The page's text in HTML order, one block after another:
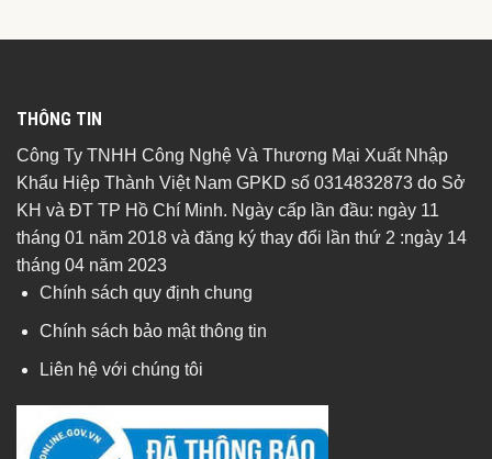
THÔNG TIN
Công Ty TNHH Công Nghệ Và Thương Mại Xuất Nhập
Khẩu Hiệp Thành Việt Nam GPKD số 0314832873 do Sở
KH và ĐT TP Hồ Chí Minh. Ngày cấp lần đầu: ngày 11
tháng 01 năm 2018 và đăng ký thay đổi lần thứ 2 :ngày 14
tháng 04 năm 2023
Chính sách quy định chung
Chính sách bảo mật thông tin
Liên hệ với chúng tôi